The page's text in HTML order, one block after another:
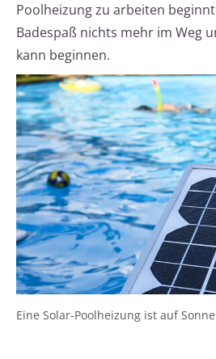
Poolheizung zu arbeiten
Badespaß nichts mehr im Weg
kann beginnen.
Eine Solar-Poolheizung ist auf